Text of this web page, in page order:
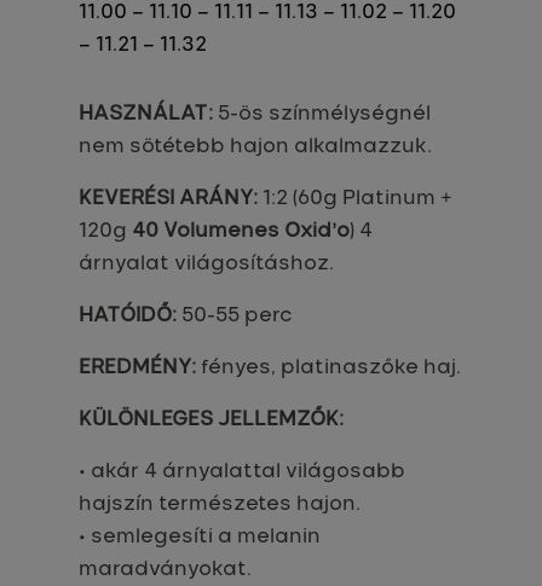
11.00 – 11.10 – 11.11 – 11.13 – 11.02 – 11.20
– 11.21 – 11.32
HASZNÁLAT:5-ös színmélységnél
nem sötétebb hajon alkalmazzuk.
KEVERÉSI ARÁNY: 1:2 (60g Platinum +
120g 40 Volumenes Oxid’o) 4
árnyalat világosításhoz.
HATÓIDŐ:50-55 perc
EREDMÉNY:fényes, platinaszőke haj.
KÜLÖNLEGES JELLEMZŐK:
• akár 4 árnyalattal világosabb
hajszín természetes hajon.
• semlegesíti a melanin
maradványokat.